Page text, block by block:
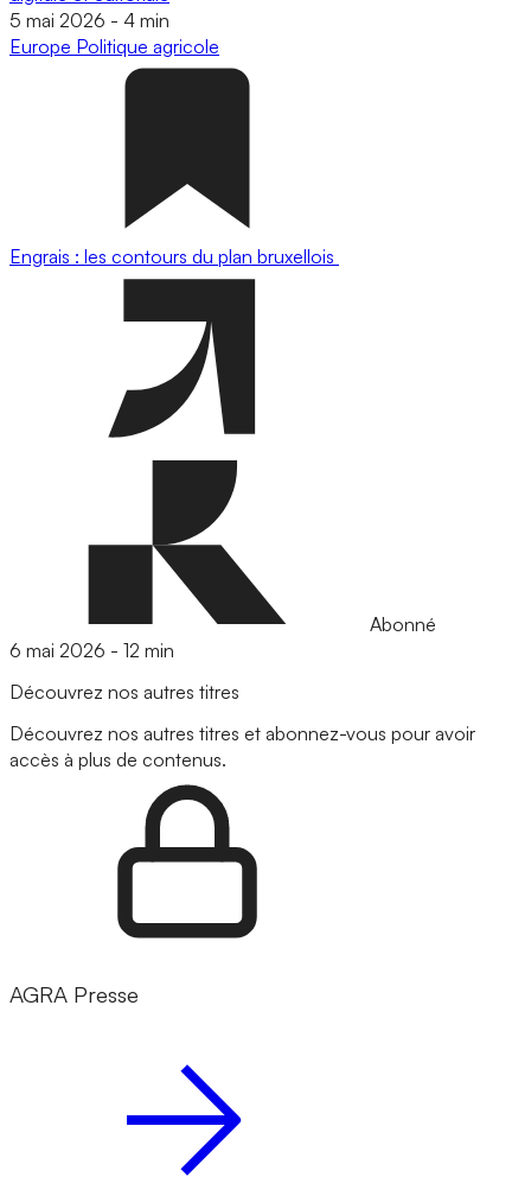
5 mai 2026 - 4 min
Europe Politique agricole
Engrais : les contours du plan bruxellois
Abonné
6 mai 2026 - 12 min
Découvrez nos autres titres
Découvrez nos autres titres et abonnez-vous pour avoir
accès à plus de contenus.
AGRA Presse